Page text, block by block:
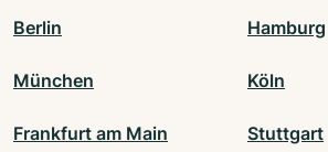
Berlin Hamburg
München Köln
Frankfurt am Main Stuttgart